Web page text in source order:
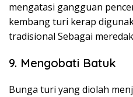
mengatasi gangguan
kembang turi kerap
tradisional Sebagai
9. Mengobati Batuk
Bunga turi yang diolah